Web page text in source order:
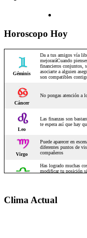
Horoscopo Hoy
Clima Actual